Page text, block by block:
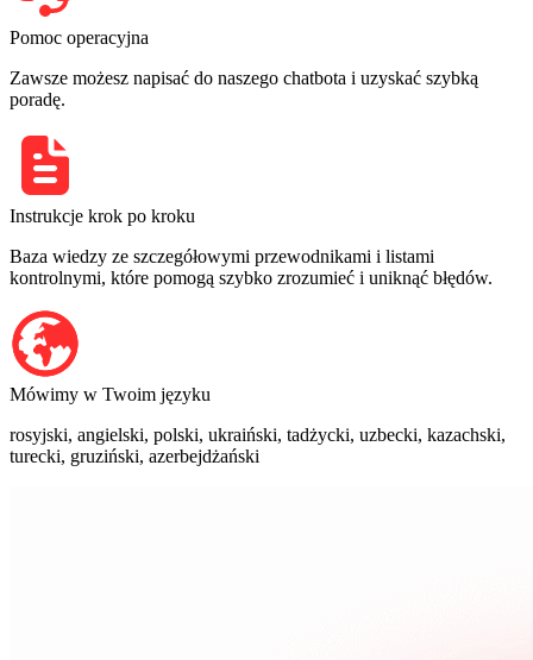
Pomoc operacyjna
Zawsze możesz napisać do naszego chatbota i uzyskać szybką
poradę.
Instrukcje krok po kroku
Baza wiedzy ze szczegółowymi przewodnikami i listami
kontrolnymi, które pomogą szybko zrozumieć i uniknąć błędów.
Mówimy w Twoim języku
rosyjski, angielski, polski, ukraiński, tadżycki, uzbecki, kazachski,
turecki, gruziński, azerbejdżański